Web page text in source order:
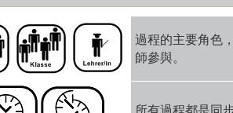
過程的主要角色
師參與。
所有過程都是同